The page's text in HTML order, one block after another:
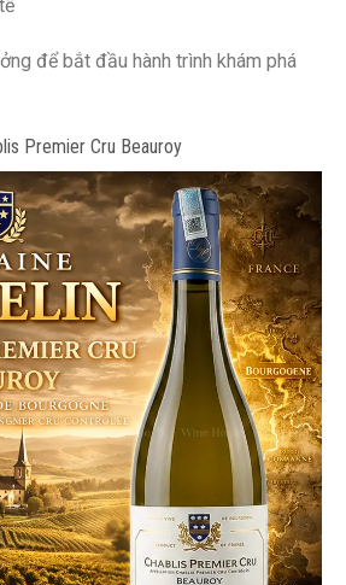
để bắt đầu hành trình khám phá
Premier Cru Beauroy